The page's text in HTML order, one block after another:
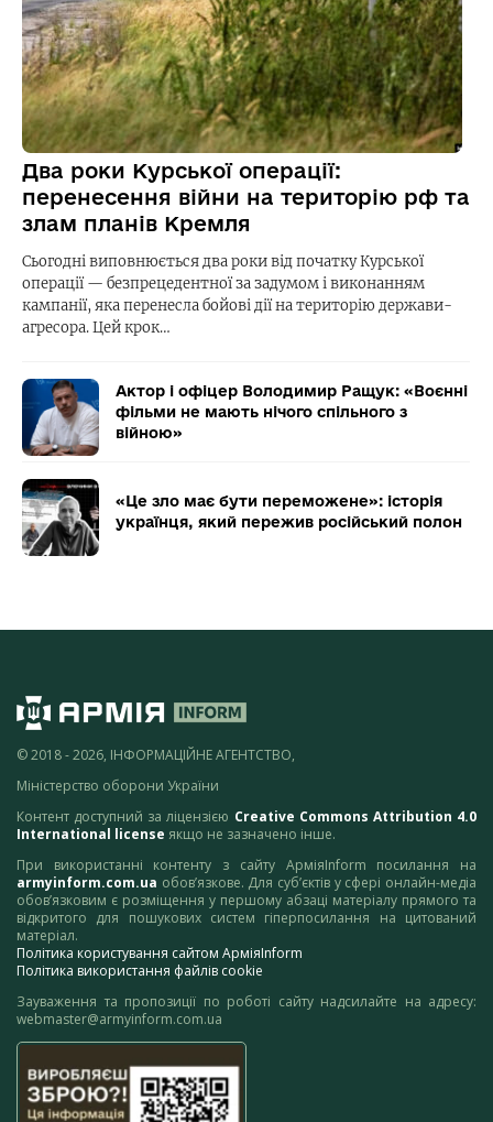
Два роки Курської операції:
перенесення війни на територію рф та
злам планів Кремля
Сьогодні виповнюється два роки від початку Курської
операції — безпрецедентної за задумом і виконанням
кампанії, яка перенесла бойові дії на територію держави-
агресора. Цей крок…
Актор і офіцер Володимир Ращук: «Воєнні
фільми не мають нічого спільного з
війною»
«Це зло має бути переможене»: історія
українця, який пережив російський полон
© 2018 - 2026, ІНФОРМАЦІЙНЕ АГЕНТСТВО,
Міністерство оборони України
Контент доступний за ліцензією Creative Commons Attribution 4.0
International license якщо не зазначено інше.
При використанні контенту з сайту АрміяInform посилання на
armyinform.com.ua обов’язкове. Для суб’єктів у сфері онлайн-медіа
обов’язковим є розміщення у першому абзаці матеріалу прямого та
відкритого для пошукових систем гіперпосилання на цитований
матеріал.
Політика користування сайтом АрміяInform
Політика використання файлів cookie
Зауваження та пропозиції по роботі сайту надсилайте на адресу:
webmaster@armyinform.com.ua